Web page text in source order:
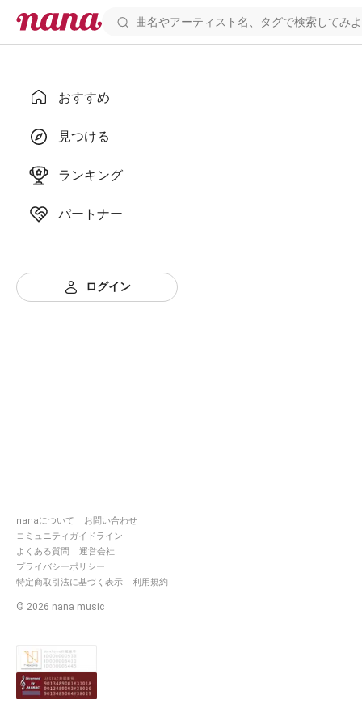
おすすめ
見つける
ランキング
パートナー
ログイン
nanaについて
お問い合わせ
コミュニティガイドライン
よくある質問
運営会社
プライバシーポリシー
特定商取引法に基づく表示
利用規約
© 2026 nana music